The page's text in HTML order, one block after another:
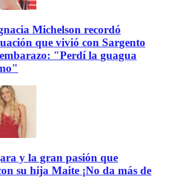
Michelson recordó
que vivió con Sargento
"Perdí la guagua
y la gran pasión que
su hija Maite ¡No da más de